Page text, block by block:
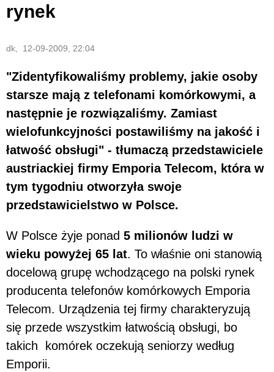
rynek
dk, 12-09-2009, 22:04
"Zidentyfikowaliśmy problemy, jakie osoby
starsze mają z telefonami komórkowymi, a
następnie je rozwiązaliśmy. Zamiast
wielofunkcyjności postawiliśmy na jakość i
łatwość obsługi" - tłumaczą przedstawiciele
austriackiej firmy Emporia Telecom, która w
tym tygodniu otworzyła swoje
przedstawicielstwo w Polsce.
W Polsce żyje ponad 5 milionów ludzi w
wieku powyżej 65 lat. To właśnie oni stanowią
docelową grupę wchodzącego na polski rynek
producenta telefonów komórkowych Emporia
Telecom. Urządzenia tej firmy charakteryzują
się przede wszystkim łatwością obsługi, bo
takich komórek oczekują seniorzy według
Emporii.